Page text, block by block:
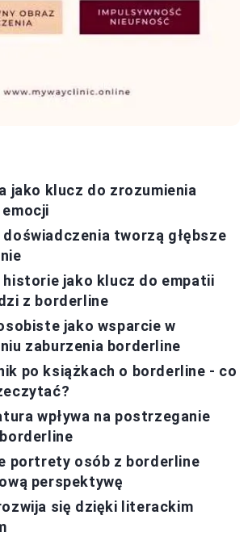
jako klucz do zrozumienia
tworzą głębsze
historie jako klucz do empatii
z borderline
jako wsparcie w
zaburzenia borderline
po książkach o borderline - co
wpływa na postrzeganie
portrety osób z borderline
perspektywę
się dzięki literackim